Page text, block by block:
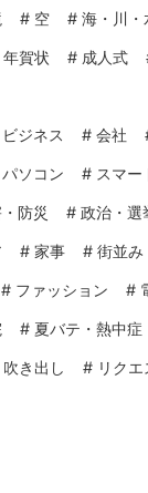
# 空 # 海・川・
年賀状 # 成人式
ビジネス # 会社
パソコン # スマー
防災 # 政治・選
# 家事 # 街並み
# ファッション #
# 夏バテ・熱中症
吹き出し # リクエ